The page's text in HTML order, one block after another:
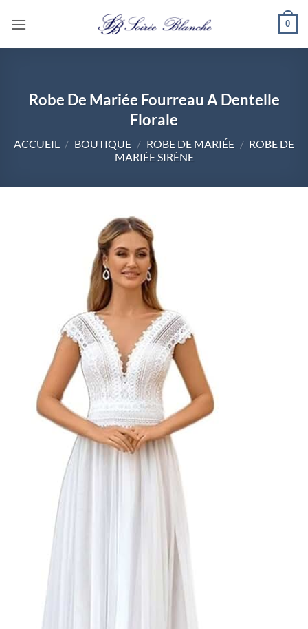
0
Robe De Mariée Fourreau A Dentelle
Florale
ACCUEIL / BOUTIQUE / ROBE DE MARIÉE / ROBE DE
MARIÉE SIRÈNE